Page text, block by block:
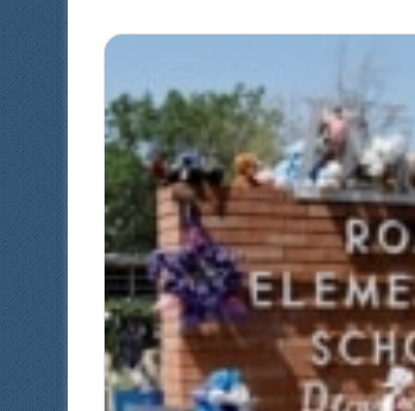
X email